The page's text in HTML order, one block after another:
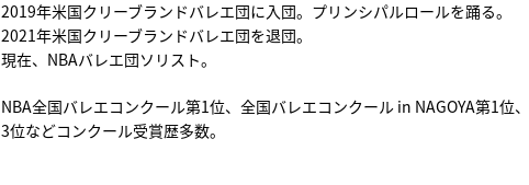
2019年米国クリーブランドバレエ団に入団。 プリンシパルロールを踊る。
2021年米国クリーブランドバレエ団を退団。
現在、NBAバレエ団ソリスト。
NBA全国バレエコンクール第1位、全国バレエコンクール in NAGOYA第1位、
3位などコンクール受賞歴多数。